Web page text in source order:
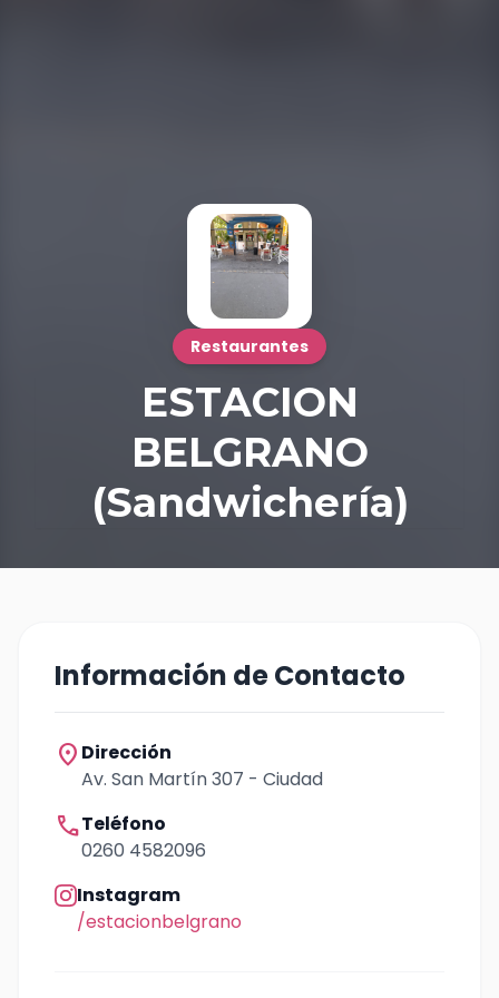
Restaurantes
ESTACION
BELGRANO
(Sandwichería)
Información de Contacto
location_on Dirección
Av. San Martín 307 - Ciudad
callTeléfono
0260 4582096
Instagram
/estacionbelgrano